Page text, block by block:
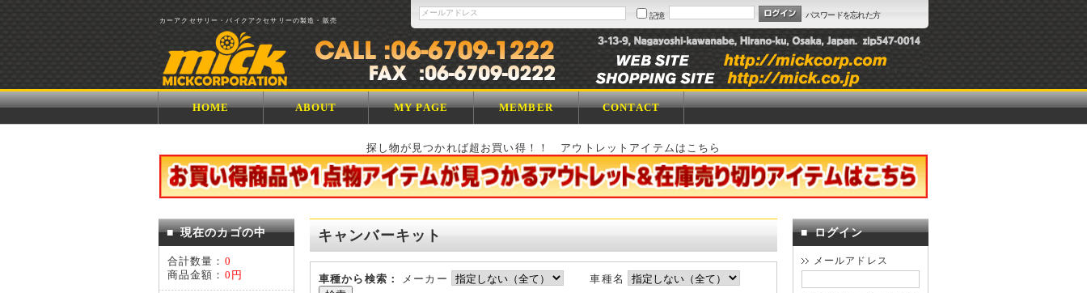
カーアクセサリー・バイクアクセサリーの製造・販売
記憶 パスワードを忘れた方
HOME ABOUT MY PAGE MEMBER CONTACT
探し物が見つかれば超お買い得！！ アウトレットアイテムはこちら
■ 現在のカゴの中
合計数量： 0
商品金額： 0円
キャンバーキット
車種から検索： メーカー 車種名
■ ログイン
メールアドレス